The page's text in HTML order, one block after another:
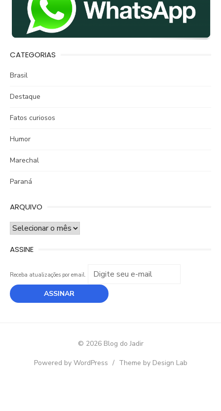
CATEGORIAS
Brasil
Destaque
Fatos curiosos
Humor
Marechal
Paraná
ARQUIVO
ARQUIVO
ASSINE
Receba atualizações por email.
© 2026 Blog do Jadir
Powered by WordPress / Theme by Design Lab